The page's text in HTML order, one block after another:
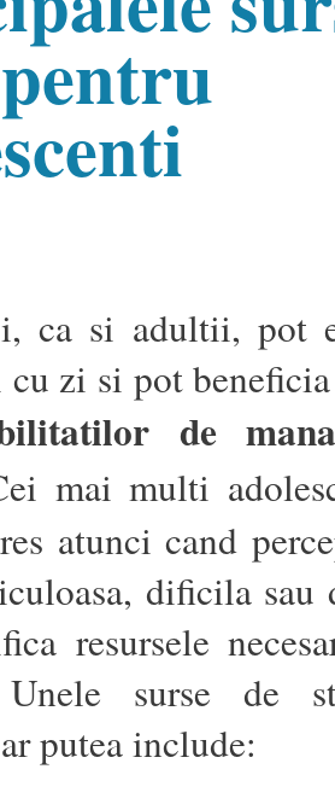
ca si adultii, pot
cu zi si pot
de
mai multi
atunci cand
dificila sau
resursele
surse de
putea include: